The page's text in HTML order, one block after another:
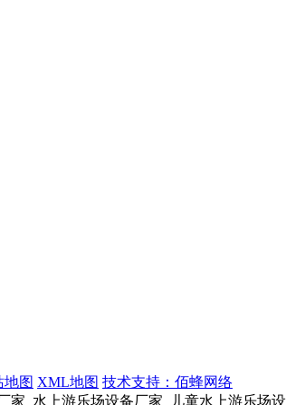
地图 XML地图 技术支持：佰蜂网络
_水上游乐场设备厂家_儿童水上游乐场